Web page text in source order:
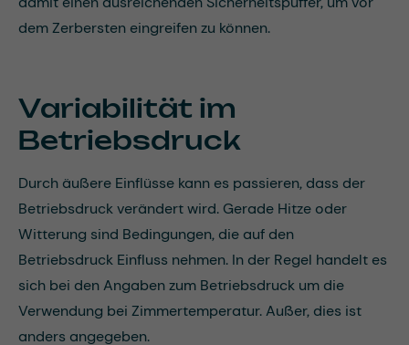
dem Zerbersten eingreifen zu können.
Variabilität im
Betriebsdruck
Durch äußere Einflüsse kann es passieren, dass der
Betriebsdruck verändert wird. Gerade Hitze oder
Witterung sind Bedingungen, die auf den
Betriebsdruck Einfluss nehmen. In der Regel handelt es
sich bei den Angaben zum Betriebsdruck um die
Verwendung bei Zimmertemperatur. Außer, dies ist
anders angegeben.